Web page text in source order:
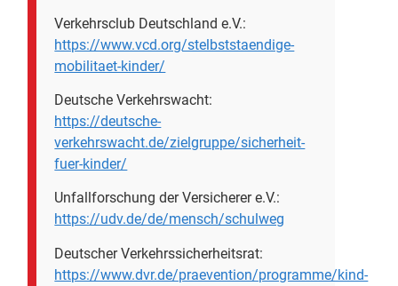
Verkehrsclub Deutschland e.V.:
https://www.vcd.org/stelbststaendige-
mobilitaet-kinder/
Deutsche Verkehrswacht:
https://deutsche-
verkehrswacht.de/zielgruppe/sicherheit-
fuer-kinder/
Unfallforschung der Versicherer e.V.:
https://udv.de/de/mensch/schulweg
Deutscher Verkehrssicherheitsrat:
https://www.dvr.de/praevention/programme/kind-